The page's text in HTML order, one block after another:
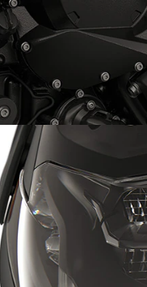
Straordinario motore a sei
cilindri